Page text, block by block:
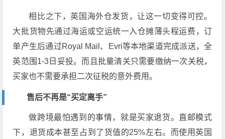
相比之下，英国海外仓发货，让这一切变得可控。
大批货物先通过海运或空运统一入仓摊薄头程运费，订
单产生后通过Royal Mail、Evri等本地渠道完成派送，全
英范围1-3日妥投。而且批量清关只需要缴纳一次关税，
买家也不需要承担二次征税的意外费用。
售后不再是“买定离手”
做跨境最怕遇到的事情，就是买家退货。直邮模式
下，退货成本甚至占到了货值的25%左右。而使用英国